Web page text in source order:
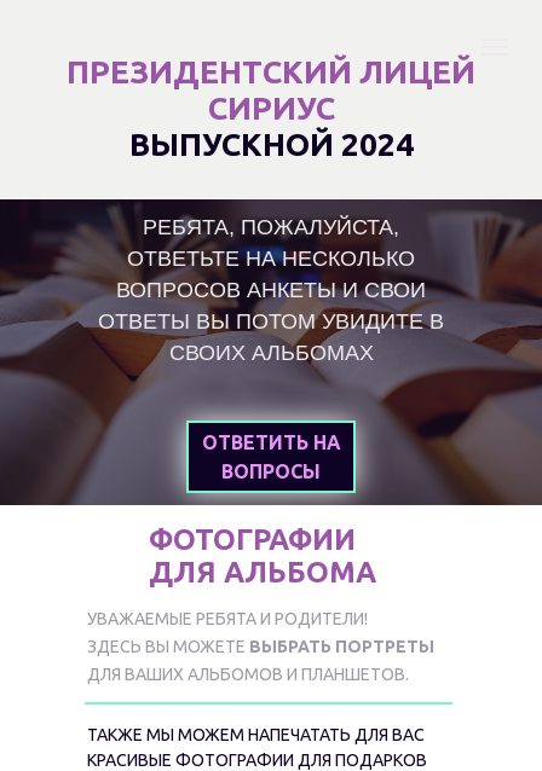
ПРЕЗИДЕНТСКИЙ ЛИЦЕЙ
СИРИУС
ВЫПУСКНОЙ 2024
ОТВЕТИТЬ НА
ВОПРОСЫ
РЕБЯТА, ПОЖАЛУЙСТА,
ОТВЕТЬТЕ НА НЕСКОЛЬКО
ВОПРОСОВ АНКЕТЫ И СВОИ
ОТВЕТЫ ВЫ ПОТОМ УВИДИТЕ В
СВОИХ АЛЬБОМАХ
ФОТОГРАФИИ
ДЛЯ АЛЬБОМА
ТАКЖЕ МЫ МОЖЕМ НАПЕЧАТАТЬ ДЛЯ ВАС
КРАСИВЫЕ ФОТОГРАФИИ ДЛЯ ПОДАРКОВ
УВАЖАЕМЫЕ РЕБЯТА И РОДИТЕЛИ!
ЗДЕСЬ ВЫ МОЖЕТЕ ВЫБРАТЬ ПОРТРЕТЫ
ДЛЯ ВАШИХ АЛЬБОМОВ И ПЛАНШЕТОВ.